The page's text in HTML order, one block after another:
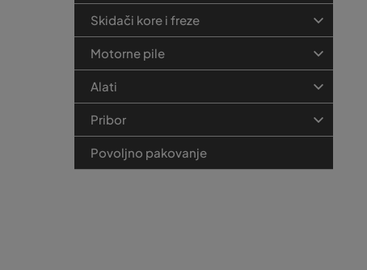
Skidači kore i freze
Motorne pile
Alati
Pribor
Povoljno pakovanje